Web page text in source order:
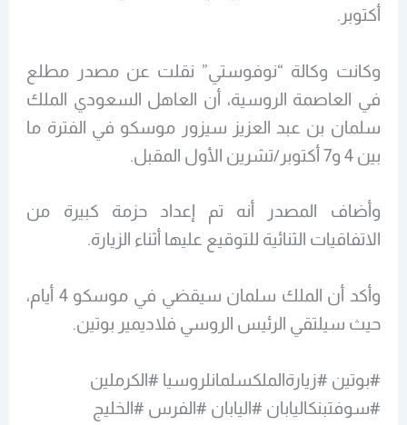
أكتوبر.
وكانت وكالة “نوفوستي” نقلت عن مصدر مطلع
في العاصمة الروسية، أن العاهل السعودي الملك
سلمان بن عبد العزيز سيزور موسكو في الفترة ما
بين 4 و7 أكتوبر/تشرين الأول المقبل.
وأضاف المصدر أنه تم إعداد حزمة كبيرة من
الاتفاقيات الثنائية للتوقيع عليها أثناء الزيارة.
وأكد أن الملك سلمان سيقضي في موسكو 4 أيام،
حيث سيلتقي الرئيس الروسي فلاديمير بوتين.
#بوتين #زيارةالملكسلمانلروسيا #الكرملين
#سوفتبنكاليابان #اليابان #الفرس #الخليج